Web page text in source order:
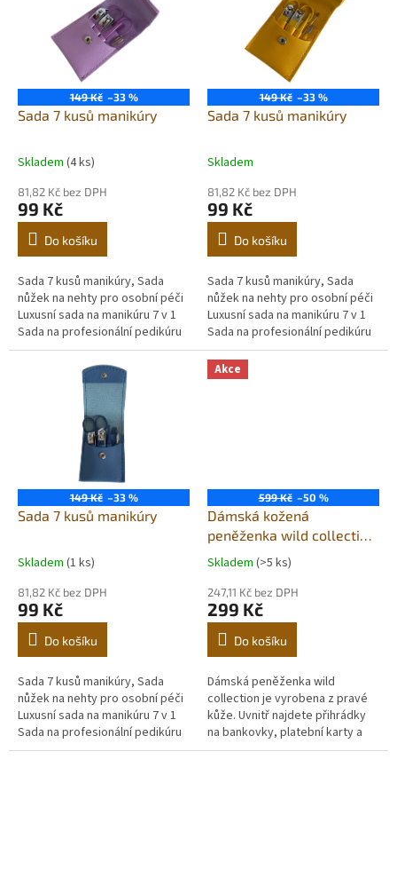
149 Kč –33 %
Sada 7 kusů manikúry
Skladem (4 ks)
81,82 Kč bez DPH
99 Kč
Do košíku
Sada 7 kusů manikúry, Sada
nůžek na nehty pro osobní péči
Luxusní sada na manikúru 7 v 1
Sada na profesionální pedikúru
Sada na péči o nehty Vánoce
Pro muže Manžel Přítel Rodiče...
149 Kč –33 %
Sada 7 kusů manikúry
Skladem
81,82 Kč bez DPH
99 Kč
Do košíku
Sada 7 kusů manikúry, Sada
nůžek na nehty pro osobní péči
Luxusní sada na manikúru 7 v 1
Sada na profesionální pedikúru
Sada na péči o nehty Vánoce
Pro muže Manžel Přítel Rodiče...
149 Kč –33 %
Sada 7 kusů manikúry
Skladem (1 ks)
81,82 Kč bez DPH
99 Kč
Do košíku
Sada 7 kusů manikúry, Sada
nůžek na nehty pro osobní péči
Luxusní sada na manikúru 7 v 1
Sada na profesionální pedikúru
Sada na péči o nehty Vánoce
Akce
599 Kč –50 %
Dámská kožená
peněženka wild collection
hnědá 5622
Skladem (>5 ks)
247,11 Kč bez DPH
299 Kč
Do košíku
Dámská peněženka wild
collection je vyrobena z pravé
kůže. Uvnitř najdete přihrádky
na bankovky, platební karty a
kapsičku na mince. Součástí